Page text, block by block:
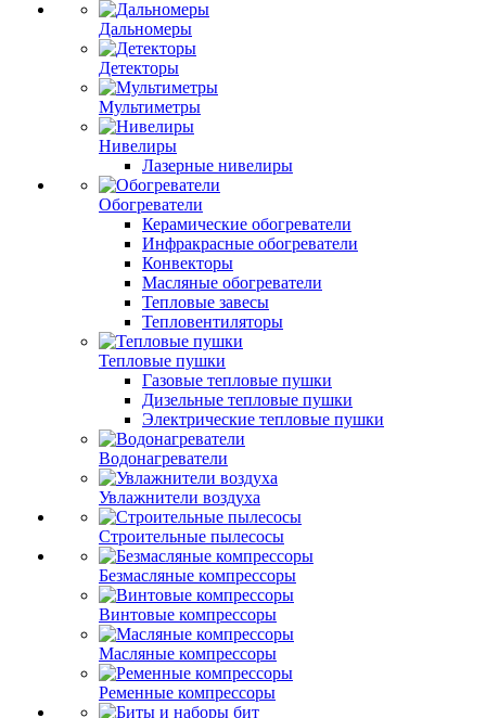
Дальномеры
Детекторы
Мультиметры
Нивелиры
Лазерные нивелиры
Обогреватели
Керамические обогреватели
Инфракрасные обогреватели
Конвекторы
Масляные обогреватели
Тепловые завесы
Тепловентиляторы
Тепловые пушки
Газовые тепловые пушки
Дизельные тепловые пушки
Электрические тепловые пушки
Водонагреватели
Увлажнители воздуха
Строительные пылесосы
Безмасляные компрессоры
Винтовые компрессоры
Масляные компрессоры
Ременные компрессоры